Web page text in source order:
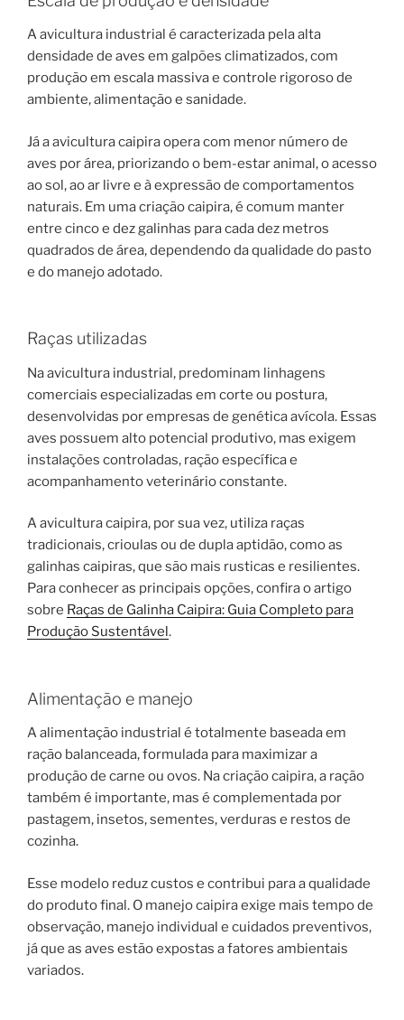
A avicultura industrial é caracterizada pela alta
densidade de aves em galpões climatizados, com
produção em escala massiva e controle rigoroso de
ambiente, alimentação e sanidade.
Já a avicultura caipira opera com menor número de
aves por área, priorizando o bem-estar animal, o acesso
ao sol, ao ar livre e à expressão de comportamentos
naturais. Em uma criação caipira, é comum manter
entre cinco e dez galinhas para cada dez metros
quadrados de área, dependendo da qualidade do pasto
e do manejo adotado.
Raças utilizadas
Na avicultura industrial, predominam linhagens
comerciais especializadas em corte ou postura,
desenvolvidas por empresas de genética avícola. Essas
aves possuem alto potencial produtivo, mas exigem
instalações controladas, ração específica e
acompanhamento veterinário constante.
A avicultura caipira, por sua vez, utiliza raças
tradicionais, crioulas ou de dupla aptidão, como as
galinhas caipiras, que são mais rusticas e resilientes.
Para conhecer as principais opções, confira o artigo
sobre Raças de Galinha Caipira: Guia Completo para
Produção Sustentável .
Alimentação e manejo
A alimentação industrial é totalmente baseada em
ração balanceada, formulada para maximizar a
produção de carne ou ovos. Na criação caipira, a ração
também é importante, mas é complementada por
pastagem, insetos, sementes, verduras e restos de
cozinha.
Esse modelo reduz custos e contribui para a qualidade
do produto final. O manejo caipira exige mais tempo de
observação, manejo individual e cuidados preventivos,
já que as aves estão expostas a fatores ambientais
variados.